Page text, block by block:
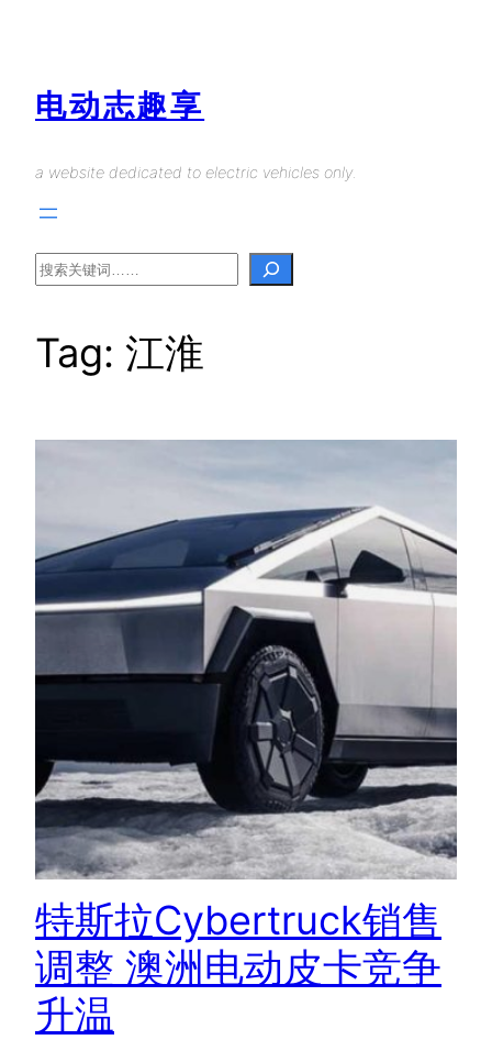
电动志趣享
a website dedicated to electric vehicles only.
Search
Tag: 江淮
特斯拉Cybertruck销售
调整 澳洲电动皮卡竞争
升温